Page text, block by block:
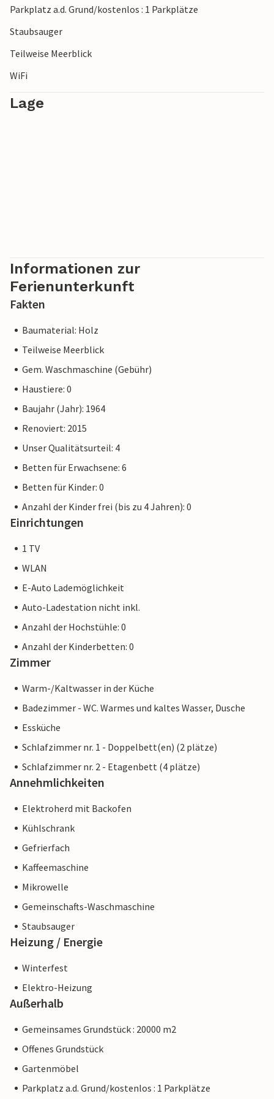
Parkplatz a.d. Grund/kostenlos : 1 Parkplätze
Staubsauger
Teilweise Meerblick
WiFi
Lage
Informationen zur
Ferienunterkunft
Fakten
Baumaterial: Holz
Teilweise Meerblick
Gem. Waschmaschine (Gebühr)
Haustiere: 0
Baujahr (Jahr): 1964
Renoviert: 2015
Unser Qualitätsurteil: 4
Betten für Erwachsene: 6
Betten für Kinder: 0
Anzahl der Kinder frei (bis zu 4 Jahren): 0
Einrichtungen
1 TV
WLAN
E-Auto Lademöglichkeit
Auto-Ladestation nicht inkl.
Anzahl der Hochstühle: 0
Anzahl der Kinderbetten: 0
Zimmer
Warm-/Kaltwasser in der Küche
Badezimmer - WC. Warmes und kaltes Wasser, Dusche
Essküche
Schlafzimmer nr. 1 - Doppelbett(en) (2 plätze)
Schlafzimmer nr. 2 - Etagenbett (4 plätze)
Annehmlichkeiten
Elektroherd mit Backofen
Kühlschrank
Gefrierfach
Kaffeemaschine
Mikrowelle
Gemeinschafts-Waschmaschine
Staubsauger
Heizung / Energie
Winterfest
Elektro-Heizung
Außerhalb
Gemeinsames Grundstück : 20000 m2
Offenes Grundstück
Gartenmöbel
Parkplatz a.d. Grund/kostenlos : 1 Parkplätze